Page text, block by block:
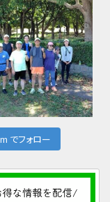
でフォロー